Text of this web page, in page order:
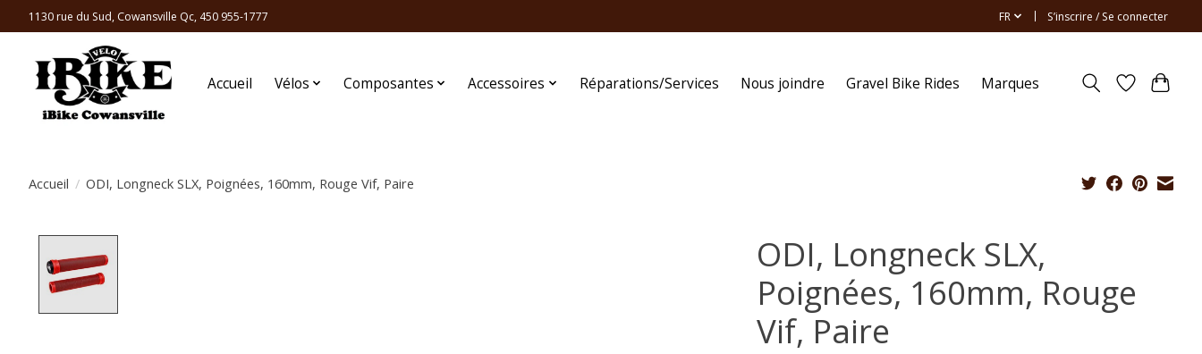
1130 rue du Sud, Cowansville Qc, 450 955-1777 FR S’inscrire / Se connecter
Accueil Vélos Composantes Accessoires Réparations/Services Nous joindre Gravel Bike Rides Marques
Accueil / ODI, Longneck SLX, Poignées, 160mm, Rouge Vif, Paire
ODI, Longneck SLX,
Poignées, 160mm, Rouge
Vif, Paire